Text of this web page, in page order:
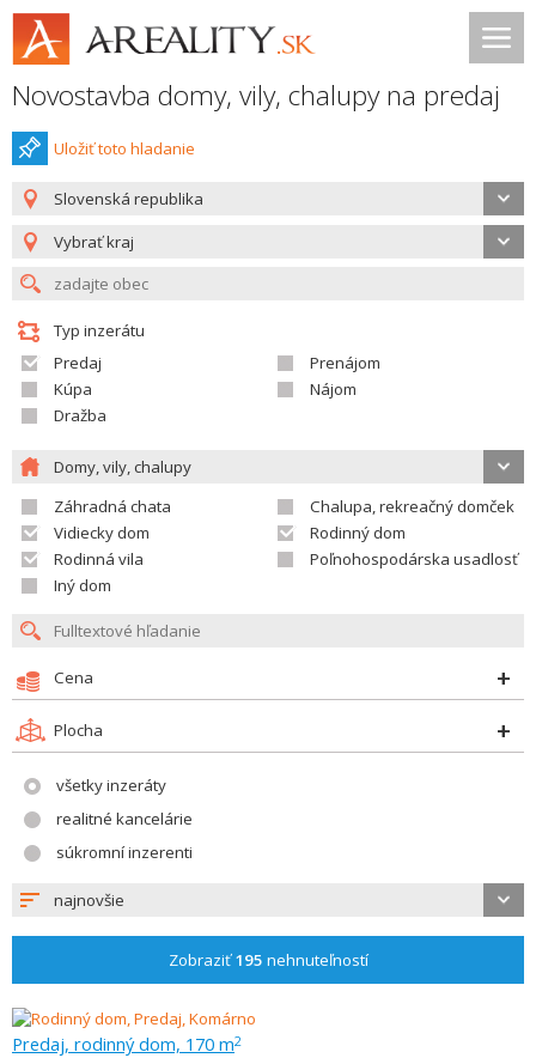
Novostavba domy, vily, chalupy na predaj
Uložiť toto hladanie
Slovenská republika
Vybrať kraj
Typ inzerátu
Predaj
Prenájom
Kúpa
Nájom
Dražba
Domy, vily, chalupy
Záhradná chata
Chalupa, rekreačný domček
Vidiecky dom
Rodinný dom
Rodinná vila
Poľnohospodárska usadlosť
Iný dom
Cena
Plocha
všetky inzeráty
realitné kancelárie
súkromní inzerenti
najnovšie
Zobraziť195 nehnuteľností
Predaj, rodinný dom, 170 m2